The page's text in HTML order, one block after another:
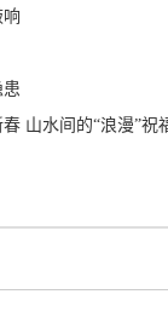
山水间的“浪漫”祝